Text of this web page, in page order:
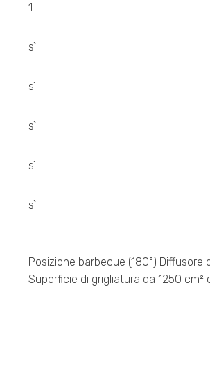
1
sì
sì
sì
sì
sì
Posizione barbecue (180°)
Superficie di grigliatura da 1250 cm²